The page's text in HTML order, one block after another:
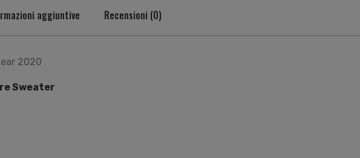
aggiuntive Recensioni (0)
2020
Sweater